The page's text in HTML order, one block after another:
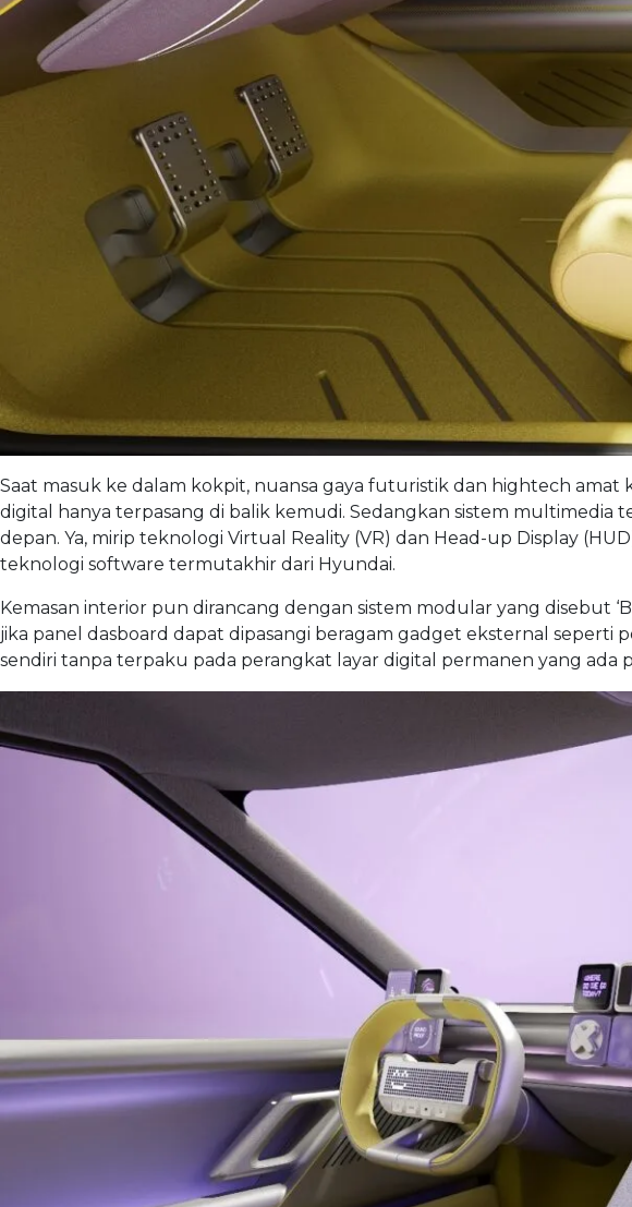
Saat masuk ke dalam kokpit, nuansa gaya futuristik dan hightech
digital hanya terpasang di balik kemudi. Sedangkan sistem multimedia
depan. Ya, mirip teknologi Virtual Reality (VR) dan Head-up Display
teknologi software termutakhir dari Hyundai.
Kemasan interior pun dirancang dengan sistem modular yang disebut
jika panel dasboard dapat dipasangi beragam gadget eksternal
sendiri tanpa terpaku pada perangkat layar digital permanen yang ada